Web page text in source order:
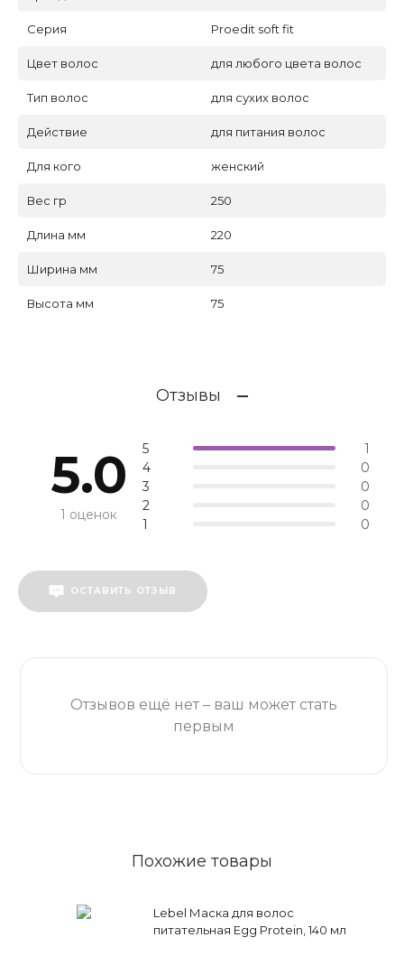
Серия Proedit soft fit
Цвет волос для любого цвета волос
Тип волос для сухих волос
Действие для питания волос
Для кого женский
Вес гр 250
Длина мм 220
Ширина мм 75
Высота мм 75
Отзывы
5.0
1 оценок
5
1
4
0
3
0
2
0
1
0
ОСТАВИТЬ ОТЗЫВ
Отзывов ещё нет – ваш может стать
первым
Похожие товары
Lebel Маска для волос
питательная Egg Protein, 140 мл